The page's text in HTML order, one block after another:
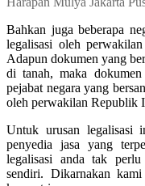
Bahkan juga beberapa
legalisasi oleh
Adapun dokumen yang
di tanah, maka
pejabat negara yang
oleh perwakilan Republik
Untuk urusan legalisasi
penyedia jasa yang
legalisasi anda tak perlu
sendiri. Dikarnakan kami